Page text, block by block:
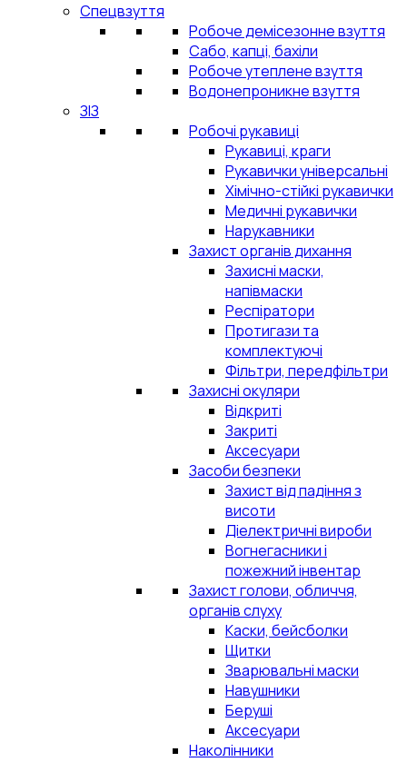
Спецвзуття
Робоче демісезонне взуття
Сабо, капці, бахіли
Робоче утеплене взуття
Водонепроникне взуття
ЗІЗ
Робочі рукавиці
Рукавиці, краги
Рукавички універсальні
Хімічно-стійкі рукавички
Медичні рукавички
Нарукавники
Захист органів дихання
Захисні маски,
напівмаски
Респіратори
Протигази та
комплектуючі
Фільтри, передфільтри
Захисні окуляри
Відкриті
Закриті
Аксесуари
Засоби безпеки
Захист від падіння з
висоти
Діелектричні вироби
Вогнегасники і
пожежний інвентар
Захист голови, обличчя,
органів слуху
Каски, бейсболки
Щитки
Зварювальні маски
Навушники
Беруші
Аксесуари
Наколінники